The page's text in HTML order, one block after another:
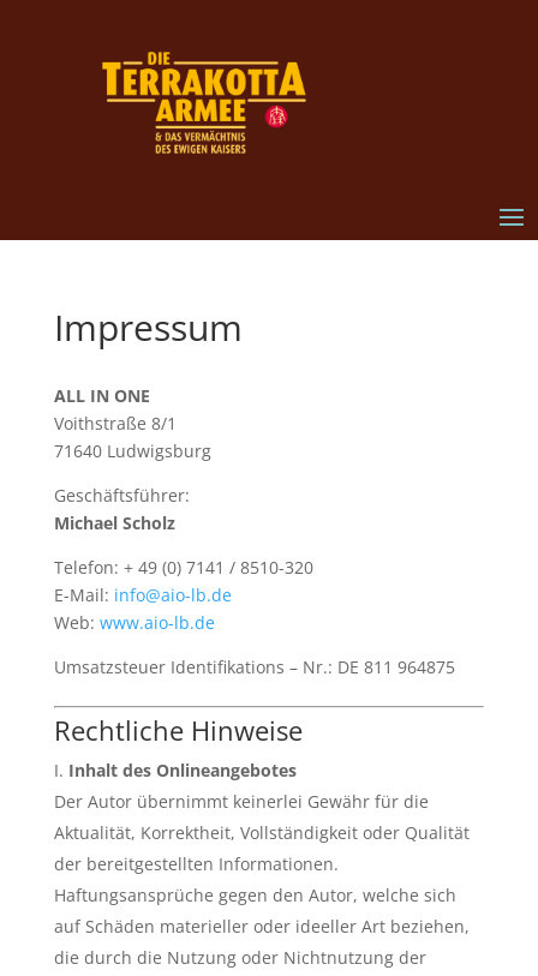
Impressum
ALL IN ONE
Voithstraße 8/1
71640 Ludwigsburg
Geschäftsführer:
Michael Scholz
Telefon: + 49 (0) 7141 / 8510-320
E-Mail: info@aio-lb.de
Web: www.aio-lb.de
Umsatzsteuer Identifikations – Nr.: DE 811 964875
Rechtliche Hinweise
Inhalt des Onlineangebotes
Der Autor übernimmt keinerlei Gewähr für die
Aktualität, Korrektheit, Vollständigkeit oder Qualität
der bereitgestellten Informationen.
Haftungsansprüche gegen den Autor, welche sich
auf Schäden materieller oder ideeller Art beziehen,
die durch die Nutzung oder Nichtnutzung der